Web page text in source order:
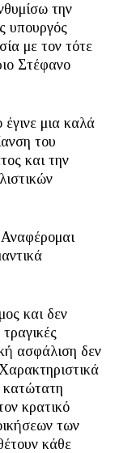
την
υπουργός
με τον τότε
Στέφανο
μια καλά
του
και την
και δεν
ασφάλιση δεν
κατώτατη
κρατικό
των
κάθε